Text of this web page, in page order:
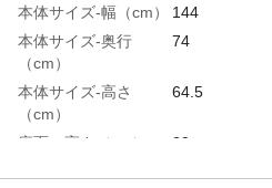
本体サイズ-幅（cm）
144
本体サイズ-奥行
（cm）
74
本体サイズ-高さ
（cm）
64.5
座面の高さ（cm）
29